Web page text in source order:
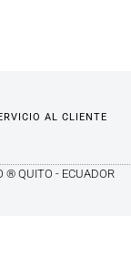
AL CLIENTE
® QUITO - ECUADOR